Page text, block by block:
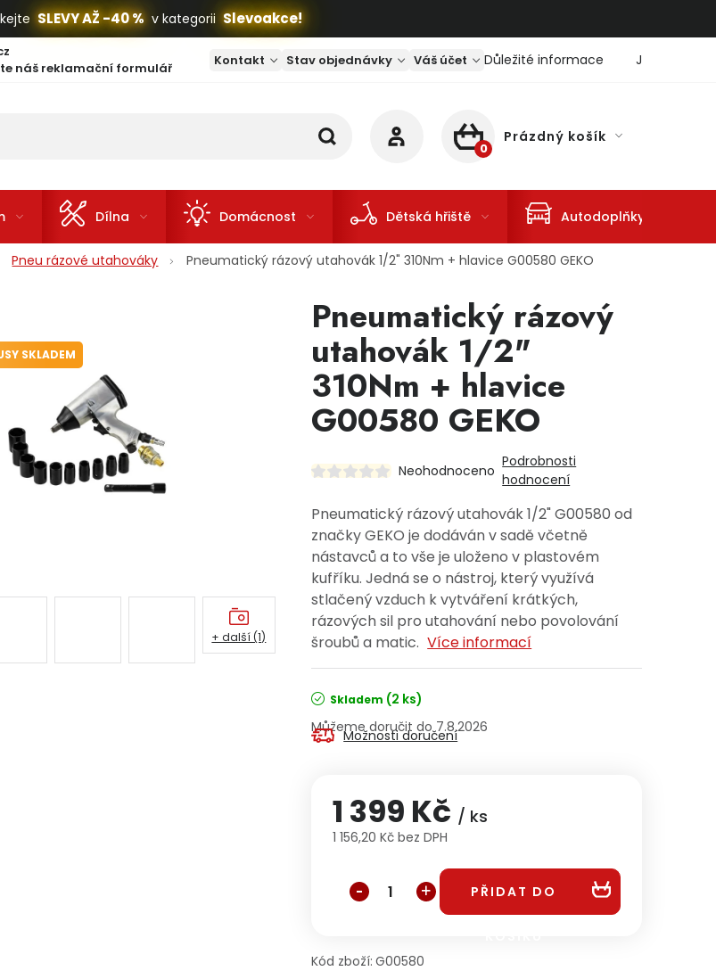
SLEVY AŽ -40 % v kategorii Slevoakce!
náš reklamační formulář Kontakt Stav objednávky Váš účet Důležité informace Jaký je
NÁKUPNÍ KOŠÍK
Prázdný košík
Dílna Domácnost Dětská hřiště Autodoplňky
Pneu rázové utahováky Pneumatický rázový utahovák 1/2" 310Nm + hlavice G00580 GEKO
Pneumatický rázový
utahovák 1/2"
310Nm + hlavice
G00580 GEKO
Neohodnoceno
Podrobnosti
hodnocení
Pneumatický rázový utahovák 1/2" G00580 od
značky GEKO je dodáván v sadě včetně
nástavců a to vše je uloženo v plastovém
kufříku. Jedná se o nástroj, který využívá
stlačený vzduch k vytváření krátkých,
rázových sil pro utahování nebo povolování
šroubů a matic. Více informací
Skladem (2 ks)
7.8.2026
Možnosti doručení
1 399 Kč / ks
1 156,20 Kč bez DPH
PŘIDAT DO
Kód zboží: G00580
SKLADEM
+ další (1)